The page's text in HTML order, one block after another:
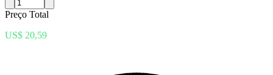
Preço Total
US$ 20,59